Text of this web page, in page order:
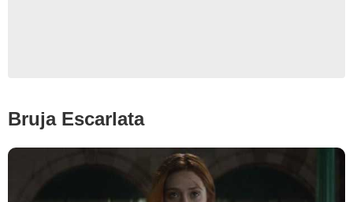
Bruja Escarlata